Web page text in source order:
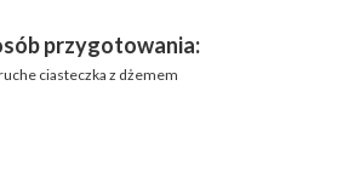
przygotowania:
ciasteczka z dżemem